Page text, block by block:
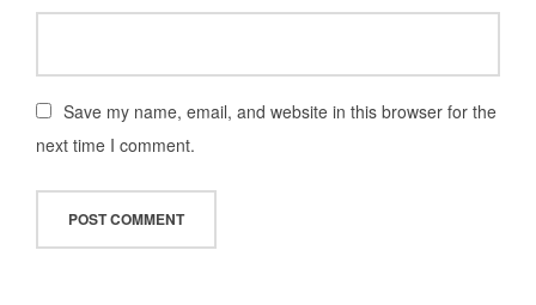
Save my name, email, and website in this browser for the
next time I comment.